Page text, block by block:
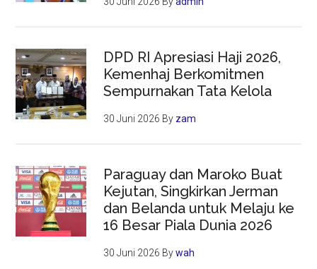
DPD RI Apresiasi Haji 2026,
Kemenhaj Berkomitmen
Sempurnakan Tata Kelola
30 Juni 2026 By zam
Paraguay dan Maroko Buat
Kejutan, Singkirkan Jerman
dan Belanda untuk Melaju ke
16 Besar Piala Dunia 2026
30 Juni 2026 Bywah